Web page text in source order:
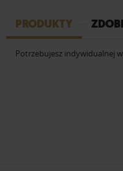
PRODUKTY
Potrzebujesz indywidualnej